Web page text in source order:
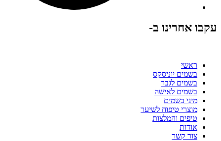
עקבו אחרינו ב-
ראשי
בשמים יוניסקס
בשמים לגבר
בשמים לאישה
מיני בשמים
מוצרי טיפוח לשיער
טיפים והמלצות
אודות
צור קשר